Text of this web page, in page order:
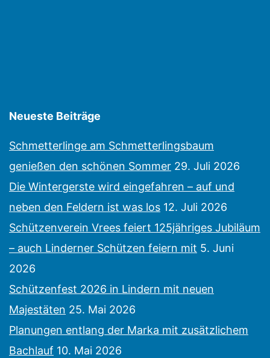
Neueste Beiträge
Schmetterlinge am Schmetterlingsbaum
genießen den schönen Sommer 29. Juli 2026
Die Wintergerste wird eingefahren – auf und
neben den Feldern ist was los 12. Juli 2026
Schützenverein Vrees feiert 125jähriges Jubiläum
– auch Linderner Schützen feiern mit 5. Juni
2026
Schützenfest 2026 in Lindern mit neuen
Majestäten 25. Mai 2026
Planungen entlang der Marka mit zusätzlichem
Bachlauf 10. Mai 2026